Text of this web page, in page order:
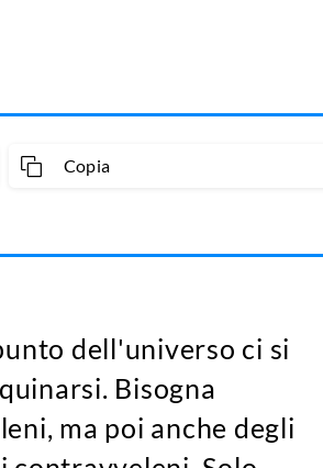
Copia
dell'universo ci si
Bisogna
ma poi anche degli